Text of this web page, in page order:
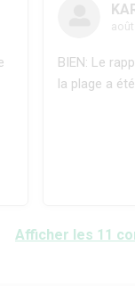
BIEN: Le
la plage a
Afficher les 11